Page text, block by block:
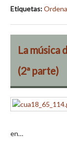
Etiquetas:
La música
(2ª parte)
en…